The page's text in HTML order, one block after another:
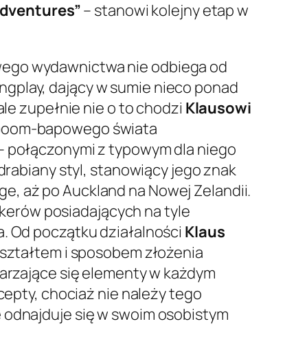
– stanowi kolejny etap w
wydawnictwa nie odbiega od
dający w sumie nieco ponad
zupełnie nie o to chodzi Klausowi
bapowego świata
z typowym dla niego
styl, stanowiący jego znak
aż po Auckland na Nowej Zelandii.
posiadających na tyle
Od początku działalności Klaus
i sposobem złożenia
się elementy w każdym
chociaż nie należy tego
się w swoim osobistym